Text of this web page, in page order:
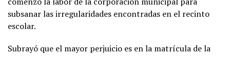
subsanar las irregularidades encontradas en el recinto
escolar.
Subrayó que el mayor perjuicio es en la matrícula de la